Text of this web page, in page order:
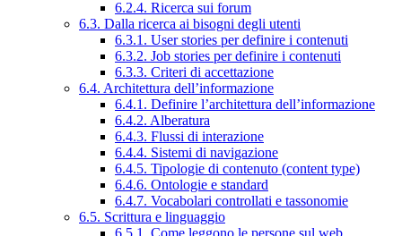
6.2.4. Ricerca sui forum
6.3. Dalla ricerca ai bisogni degli utenti
6.3.1. User stories per definire i contenuti
6.3.2. Job stories per definire i contenuti
6.3.3. Criteri di accettazione
6.4. Architettura dell’informazione
6.4.1. Definire l’architettura dell’informazione
6.4.2. Alberatura
6.4.3. Flussi di interazione
6.4.4. Sistemi di navigazione
6.4.5. Tipologie di contenuto (content type)
6.4.6. Ontologie e standard
6.4.7. Vocabolari controllati e tassonomie
6.5. Scrittura e linguaggio
6.5.1. Come leggono le persone sul web